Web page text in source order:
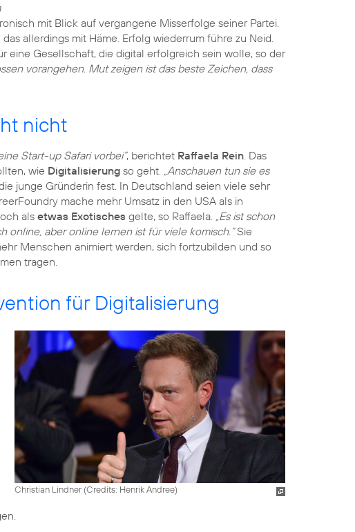
mit Blick auf vergangene Misserfolge seiner Partei.
allerdings mit Häme. Erfolg wiederrum führe zu Neid.
eine Gesellschaft, die digital erfolgreich sein wolle, so der
vorangehen. Mut zeigen ist das beste Zeichen, dass
nicht
Start-up Safari vorbei“, berichtet Raffaela Rein. Das
wie Digitalisierung so geht. „Anschauen tun sie es
junge Gründerin fest. In Deutschland seien viele sehr
mache mehr Umsatz in den USA als in
alsetwas Exotisches gelte, so Raffaela. „Es ist schon
online, aber online lernen ist für viele komisch.“Sie
Menschen animiert werden, sich fortzubilden und so
tragen.
für Digitalisierung
Christian Lindner (Credits: Henrik Andree)